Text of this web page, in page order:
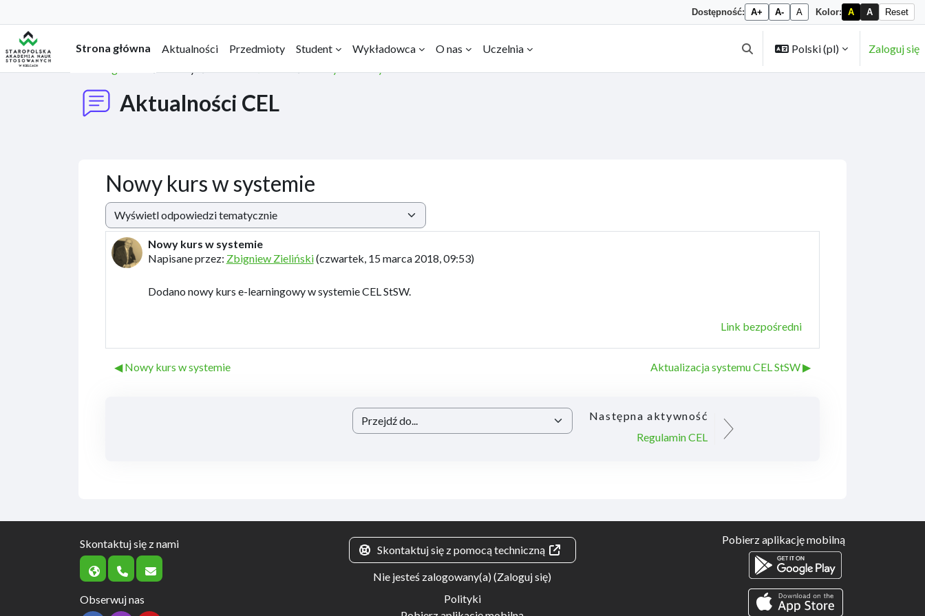
Dostępność: A+ A- A Kolor: A A Reset
Przejdź do głównej zawartości
Strona główna
Aktualności Przedmioty Student Wykładowca O nas Uczelnia
Przełącznik wyszukiwarki
Polski ‎(pl)‎
Zaloguj się
Aktualności CEL
Nowy kurs w systemie
Sposób wyświetlania
Nowy kurs w systemie
Napisane przez: Zbigniew Zieliński(czwartek, 15 marca 2018, 09:53)
Liczba odpowiedzi: 0
Dodano nowy kurs e-learningowy w systemie CEL StSW.
Link bezpośredni
◀︎ Nowy kurs w systemie Aktualizacja systemu CEL StSW ▶︎
Przejdź do...
Następna aktywność
Regulamin CEL
Skontaktuj się z nami
Obserwuj nas
Skontaktuj się z pomocą techniczną
Nie jesteś zalogowany(a) (Zaloguj się)
Polityki
Pobierz aplikację mobilną